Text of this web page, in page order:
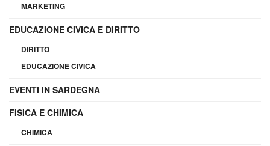
MARKETING
EDUCAZIONE CIVICA E DIRITTO
DIRITTO
EDUCAZIONE CIVICA
EVENTI IN SARDEGNA
FISICA E CHIMICA
CHIMICA